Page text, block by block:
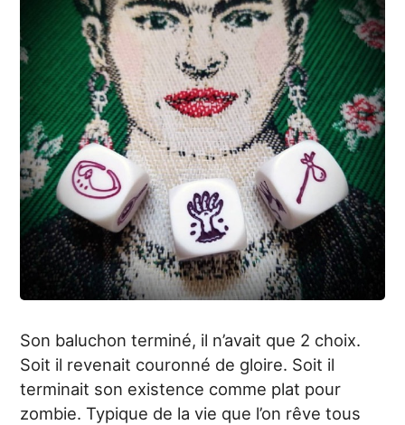
Son baluchon terminé, il n’avait que 2 choix.
Soit il revenait couronné de gloire. Soit il
terminait son existence comme plat pour
zombie. Typique de la vie que l’on rêve tous